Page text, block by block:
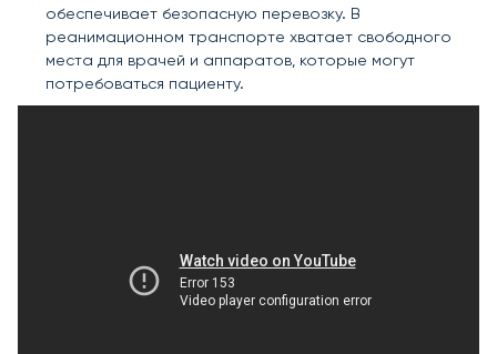
обеспечивает безопасную перевозку. В
реанимационном транспорте хватает свободного
места для врачей и аппаратов, которые могут
потребоваться пациенту.